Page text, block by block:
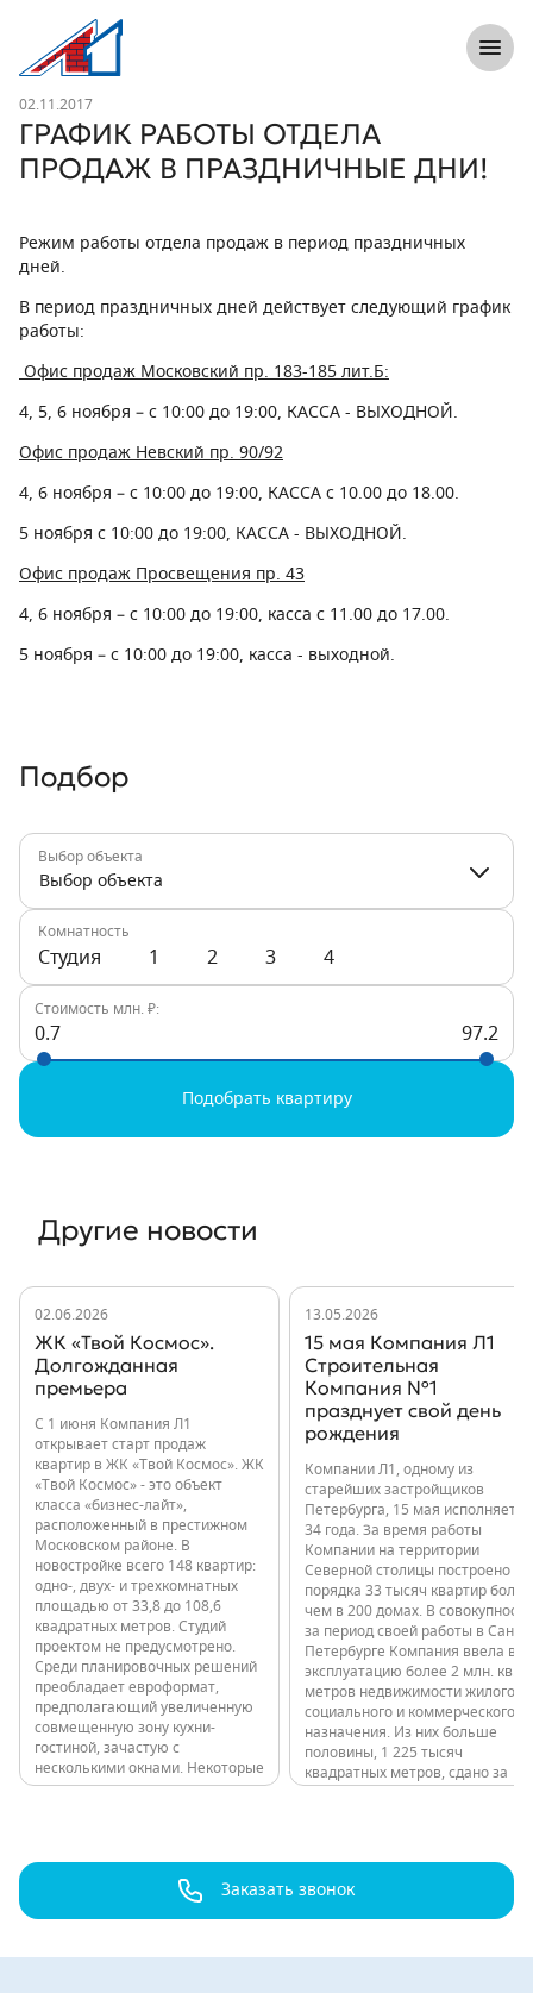
Л1 Строительная компания №1
Новость
02.11.2017
ГРАФИК РАБОТЫ ОТДЕЛА
ПРОДАЖ В ПРАЗДНИЧНЫЕ ДНИ!
Режим работы отдела продаж в период праздничных
дней.
В период праздничных дней действует следующий график
работы:
Офис продаж Московский пр. 183-185 лит.Б:
4, 5, 6 ноября – с 10:00 до 19:00, КАССА - ВЫХОДНОЙ.
Офис продаж Невский пр. 90/92
4, 6 ноября – с 10:00 до 19:00, КАССА с 10.00 до 18.00.
5 ноября с 10:00 до 19:00, КАССА - ВЫХОДНОЙ.
Офис продаж Просвещения пр. 43
4, 6 ноября – с 10:00 до 19:00, касса с 11.00 до 17.00.
5 ноября – с 10:00 до 19:00, касса - выходной.
Подбор
Выбор объекта
Выбор объекта
Комнатность
Студия 1 2 3 4
Стоимость млн. ₽:
0.7 97.2
Подобрать квартиру
Другие новости
02.06.2026
ЖК «Твой Космос».
Долгожданная
премьера
С 1 июня Компания Л1
открывает старт продаж
квартир в ЖК «Твой Космос». ЖК
«Твой Космос» - это объект
класса «бизнес-лайт»,
расположенный в престижном
Московском районе. В
новостройке всего 148 квартир:
одно-, двух- и трехкомнатных
площадью от 33,8 до 108,6
квадратных метров. Студий
проектом не предусмотрено.
Среди планировочных решений
преобладает евроформат,
предполагающий увеличенную
совмещенную зону кухни-
гостиной, зачастую с
несколькими окнами. Некоторые
квартиры имеют мастер-
13.05.2026
15 мая Компания Л1
Строительная
Компания №1
празднует свой день
рождения
Компании Л1, одному из
старейших застройщиков
Петербурга, 15 мая исполняется
34 года. За время работы
Компании на территории
Северной столицы построено
порядка 33 тысяч квартир более
чем в 200 домах. В совокупности
за период своей работы в Санкт-
Петербурге Компания ввела в
эксплуатацию более 2 млн. кв.
метров недвижимости жилого,
социального и коммерческого
назначения. Из них больше
половины, 1 225 тысяч
квадратных метров, сдано за
инфраструктурой и удобной
Заказать звонок